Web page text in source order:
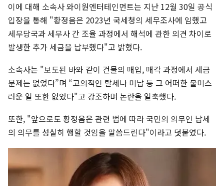
이에 대해 소속사 와이원엔터테인먼트는 지난 12월 30일 공식
입장을 통해 "황정음은 2023년 국세청의 세무조사에 임했고
세무당국과 세무사 간 조율 과정에서 해석에 관한 의견 차이로
발생한 추가 세금을 납부했다"고 밝혔다.
소속사는 "보도된 바와 같이 건물의 매입, 매각 과정에서 세금
문제는 없었다”며 “고의적인 탈세나 미납 등 그 어떠한 불미스
러운 일 또한 없었다"고 강조하며 논란을 일축했다.
또한, "앞으로도 황정음은 관련 법에 따라 국민의 의무인 납세
의 의무를 성실히 행할 것임을 말씀드린다"이라고 덧붙였다.